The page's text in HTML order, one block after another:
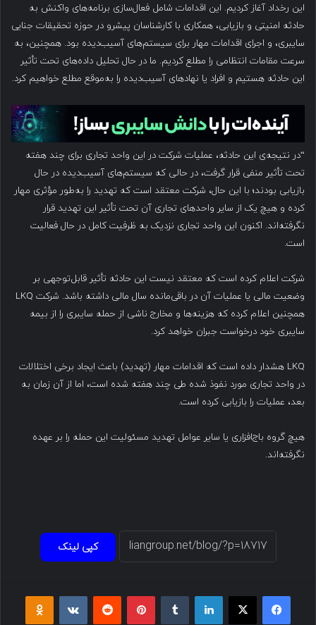
این رخداد آغاز کردیم. این اقدامات شامل فعال‌سازی برنامه‌های واکنش به
حادثه امنیتی و بازیابی، همکاری با کارشناسان پیشرو در حوزه تحقیقات جنایی
سایبری، و اجرای اقدامات مهار برای سیستم‌های آسیب‌دیده بود. همچنین، به
سرعت مقامات انتظامی را مطلع کردیم. ما در حال تحلیل داده‌های تحت تأثیر
این حادثه هستیم و افراد یا نهادهای آسیب‌دیده را به‌موقع مطلع خواهیم کرد.
“در نتیجه‌ی این حادثه، عملیات شرکت در این واحد تجاری برای چند هفته
تحت تأثیر منفی قرار گرفت، در حالی که سیستم‌های آسیب‌دیده در حال
بازیابی بودند؛ با این حال، شرکت معتقد است که تهدید را به‌طور مؤثری مهار
کرده و هیچ یک از سایر واحدهای تجاری آن تحت تأثیر این تهدید قرار
نگرفته‌اند. اکنون این واحد تجاری نزدیک به ظرفیت کامل در حال فعالیت
است.
شرکت اعلام کرده است که معتقد نیست این حادثه تأثیر قابل‌توجهی بر
وضعیت مالی یا عملیات آن در باقی‌مانده سال مالی داشته باشد. شرکت LKQ
همچنین اعلام کرده که هزینه‌ها و مخارج ناشی از حمله سایبری را از بیمه
سایبری خود درخواست جبران خواهد کرد.
LKQ هشدار داده است که اقدامات مهار (تهدید) باعث ایجاد برخی اختلالات
در واحد تجاری مورد نفوذ شده طی چند هفته شده است، اما از آن زمان به
بعد، عملیات را بازیابی کرده است.
هیچ گروه باج‌افزاری یا سایر عوامل تهدید مسئولیت این حمله را بر عهده
نگرفته‌اند.
کپی لینک
فیسبوک ایکس لینکداین پینتریست